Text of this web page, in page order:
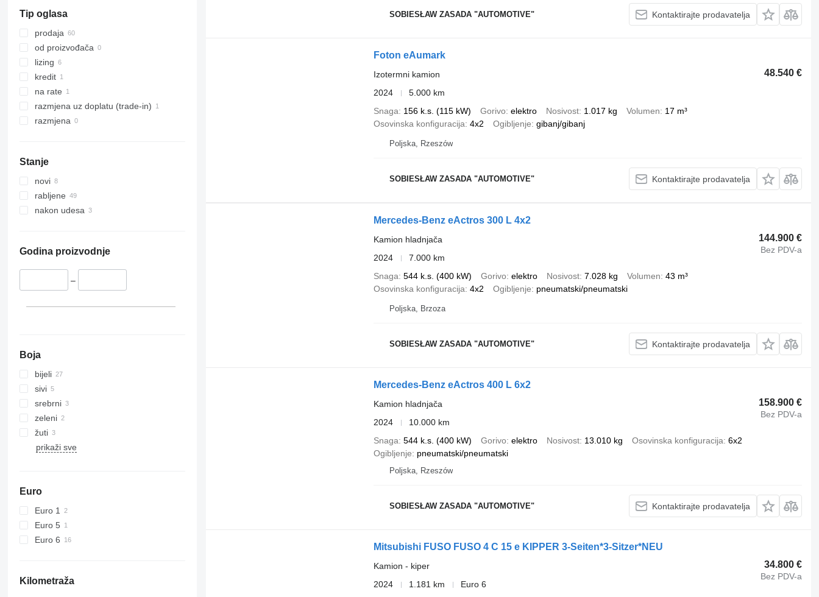
Tip oglasa
prodaja
od proizvođača
lizing
kredit
na rate
razmjena uz doplatu (trade-in)
razmjena
Stanje
novi
rabljene
nakon udesa
Godina proizvodnje
–
Boja
bijeli
sivi
srebrni
zeleni
žuti
prikaži sve
Euro
Euro 1
Euro 5
Euro 6
Kilometraža
SOBIESŁAW ZASADA "AUTOMOTIVE" Kontaktirajte prodavatelja
Foton eAumark
48.540 €
Izotermni kamion
2024
5.000 km
Snaga
156 k.s. (115 kW) Gorivo elektro Nosivost 1.017 kg Volumen
17 m³
Osovinska konfiguracija 4x2 Ogibljenje gibanj/gibanj
Poljska, Rzeszów
SOBIESŁAW ZASADA "AUTOMOTIVE" Kontaktirajte prodavatelja
Mercedes-Benz eActros 300 L 4x2
144.900 €
Bez PDV-a
Kamion hladnjača
2024
7.000 km
Snaga 544 k.s. (400 kW) Gorivo elektro Nosivost 7.028 kg Volumen 43 m³
Osovinska konfiguracija 4x2 Ogibljenje pneumatski/pneumatski
Poljska, Brzoza
SOBIESŁAW ZASADA "AUTOMOTIVE" Kontaktirajte prodavatelja
Mercedes-Benz eActros 400 L 6x2
158.900 €
Bez PDV-a
Kamion hladnjača
2024
10.000 km
Snaga 544 k.s. (400 kW) Gorivo elektro Nosivost 13.010 kg Osovinska konfiguracija 6x2
Ogibljenje
pneumatski/pneumatski
Poljska, Rzeszów
SOBIESŁAW ZASADA "AUTOMOTIVE" Kontaktirajte prodavatelja
Mitsubishi FUSO FUSO 4 C 15 e KIPPER 3-Seiten*3-Sitzer*NEU
34.800 €
Bez PDV-a
Kamion - kiper
2024
1.181 km
Euro 6